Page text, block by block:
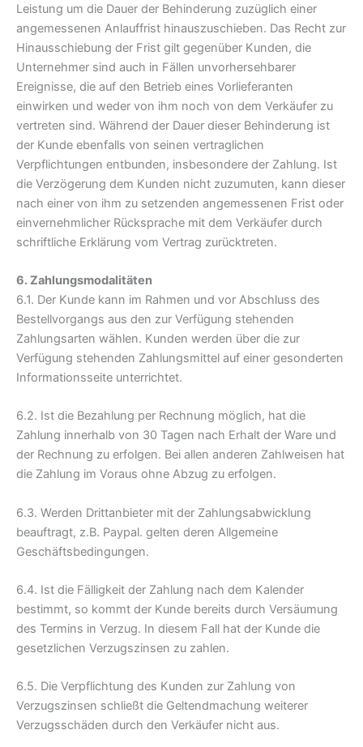
Leistung um die Dauer der Behinderung zuzüglich einer
angemessenen Anlauffrist hinauszuschieben. Das Recht zur
Hinausschiebung der Frist gilt gegenüber Kunden, die
Unternehmer sind auch in Fällen unvorhersehbarer
Ereignisse, die auf den Betrieb eines Vorlieferanten
einwirken und weder von ihm noch von dem Verkäufer zu
vertreten sind. Während der Dauer dieser Behinderung ist
der Kunde ebenfalls von seinen vertraglichen
Verpflichtungen entbunden, insbesondere der Zahlung. Ist
die Verzögerung dem Kunden nicht zuzumuten, kann dieser
nach einer von ihm zu setzenden angemessenen Frist oder
einvernehmlicher Rücksprache mit dem Verkäufer durch
schriftliche Erklärung vom Vertrag zurücktreten.
6. Zahlungsmodalitäten
6.1. Der Kunde kann im Rahmen und vor Abschluss des
Bestellvorgangs aus den zur Verfügung stehenden
Zahlungsarten wählen. Kunden werden über die zur
Verfügung stehenden Zahlungsmittel auf einer gesonderten
Informationsseite unterrichtet.
6.2. Ist die Bezahlung per Rechnung möglich, hat die
Zahlung innerhalb von 30 Tagen nach Erhalt der Ware und
der Rechnung zu erfolgen. Bei allen anderen Zahlweisen hat
die Zahlung im Voraus ohne Abzug zu erfolgen.
6.3. Werden Drittanbieter mit der Zahlungsabwicklung
beauftragt, z.B. Paypal. gelten deren Allgemeine
Geschäftsbedingungen.
6.4. Ist die Fälligkeit der Zahlung nach dem Kalender
bestimmt, so kommt der Kunde bereits durch Versäumung
des Termins in Verzug. In diesem Fall hat der Kunde die
gesetzlichen Verzugszinsen zu zahlen.
6.5. Die Verpflichtung des Kunden zur Zahlung von
Verzugszinsen schließt die Geltendmachung weiterer
Verzugsschäden durch den Verkäufer nicht aus.